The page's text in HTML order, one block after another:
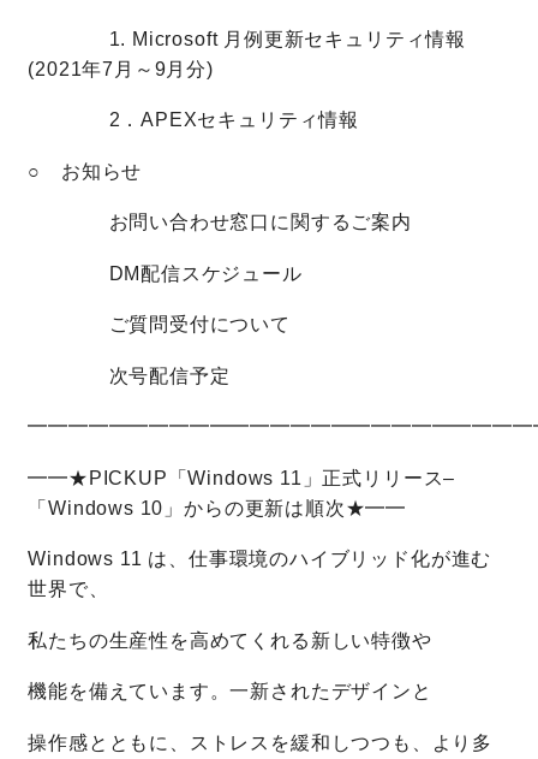
1. Microsoft 月例更新セキュリティ情報
(2021年7月～9月分)
2．APEXセキュリティ情報
○ お知らせ
お問い合わせ窓口に関するご案内
DM配信スケジュール
ご質問受付について
次号配信予定
━━★PICKUP「Windows 11」正式リリース–
「Windows 10」からの更新は順次★━━
Windows 11 は、仕事環境のハイブリッド化が進む
世界で、
私たちの生産性を高めてくれる新しい特徴や
機能を備えています。一新されたデザインと
操作感とともに、ストレスを緩和しつつも、より多